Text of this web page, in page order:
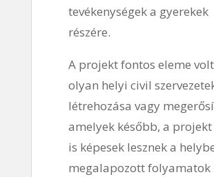
tevékenységek a gyerekek
részére.
A projekt fontos eleme volt
olyan helyi civil
létrehozása vagy
amelyek később, a
is képesek lesznek a
megalapozott folyamatok